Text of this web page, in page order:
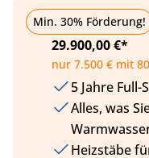
Komfort
29.900,00 €*
nur 7.500 € mit
5 Jahre Full-
Alles, was
Heizstäbe
Min. 30% Förderung!